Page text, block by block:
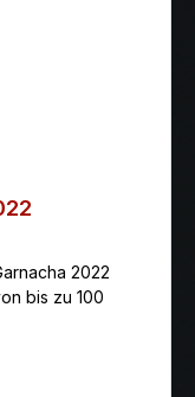
2022
bis zu 100